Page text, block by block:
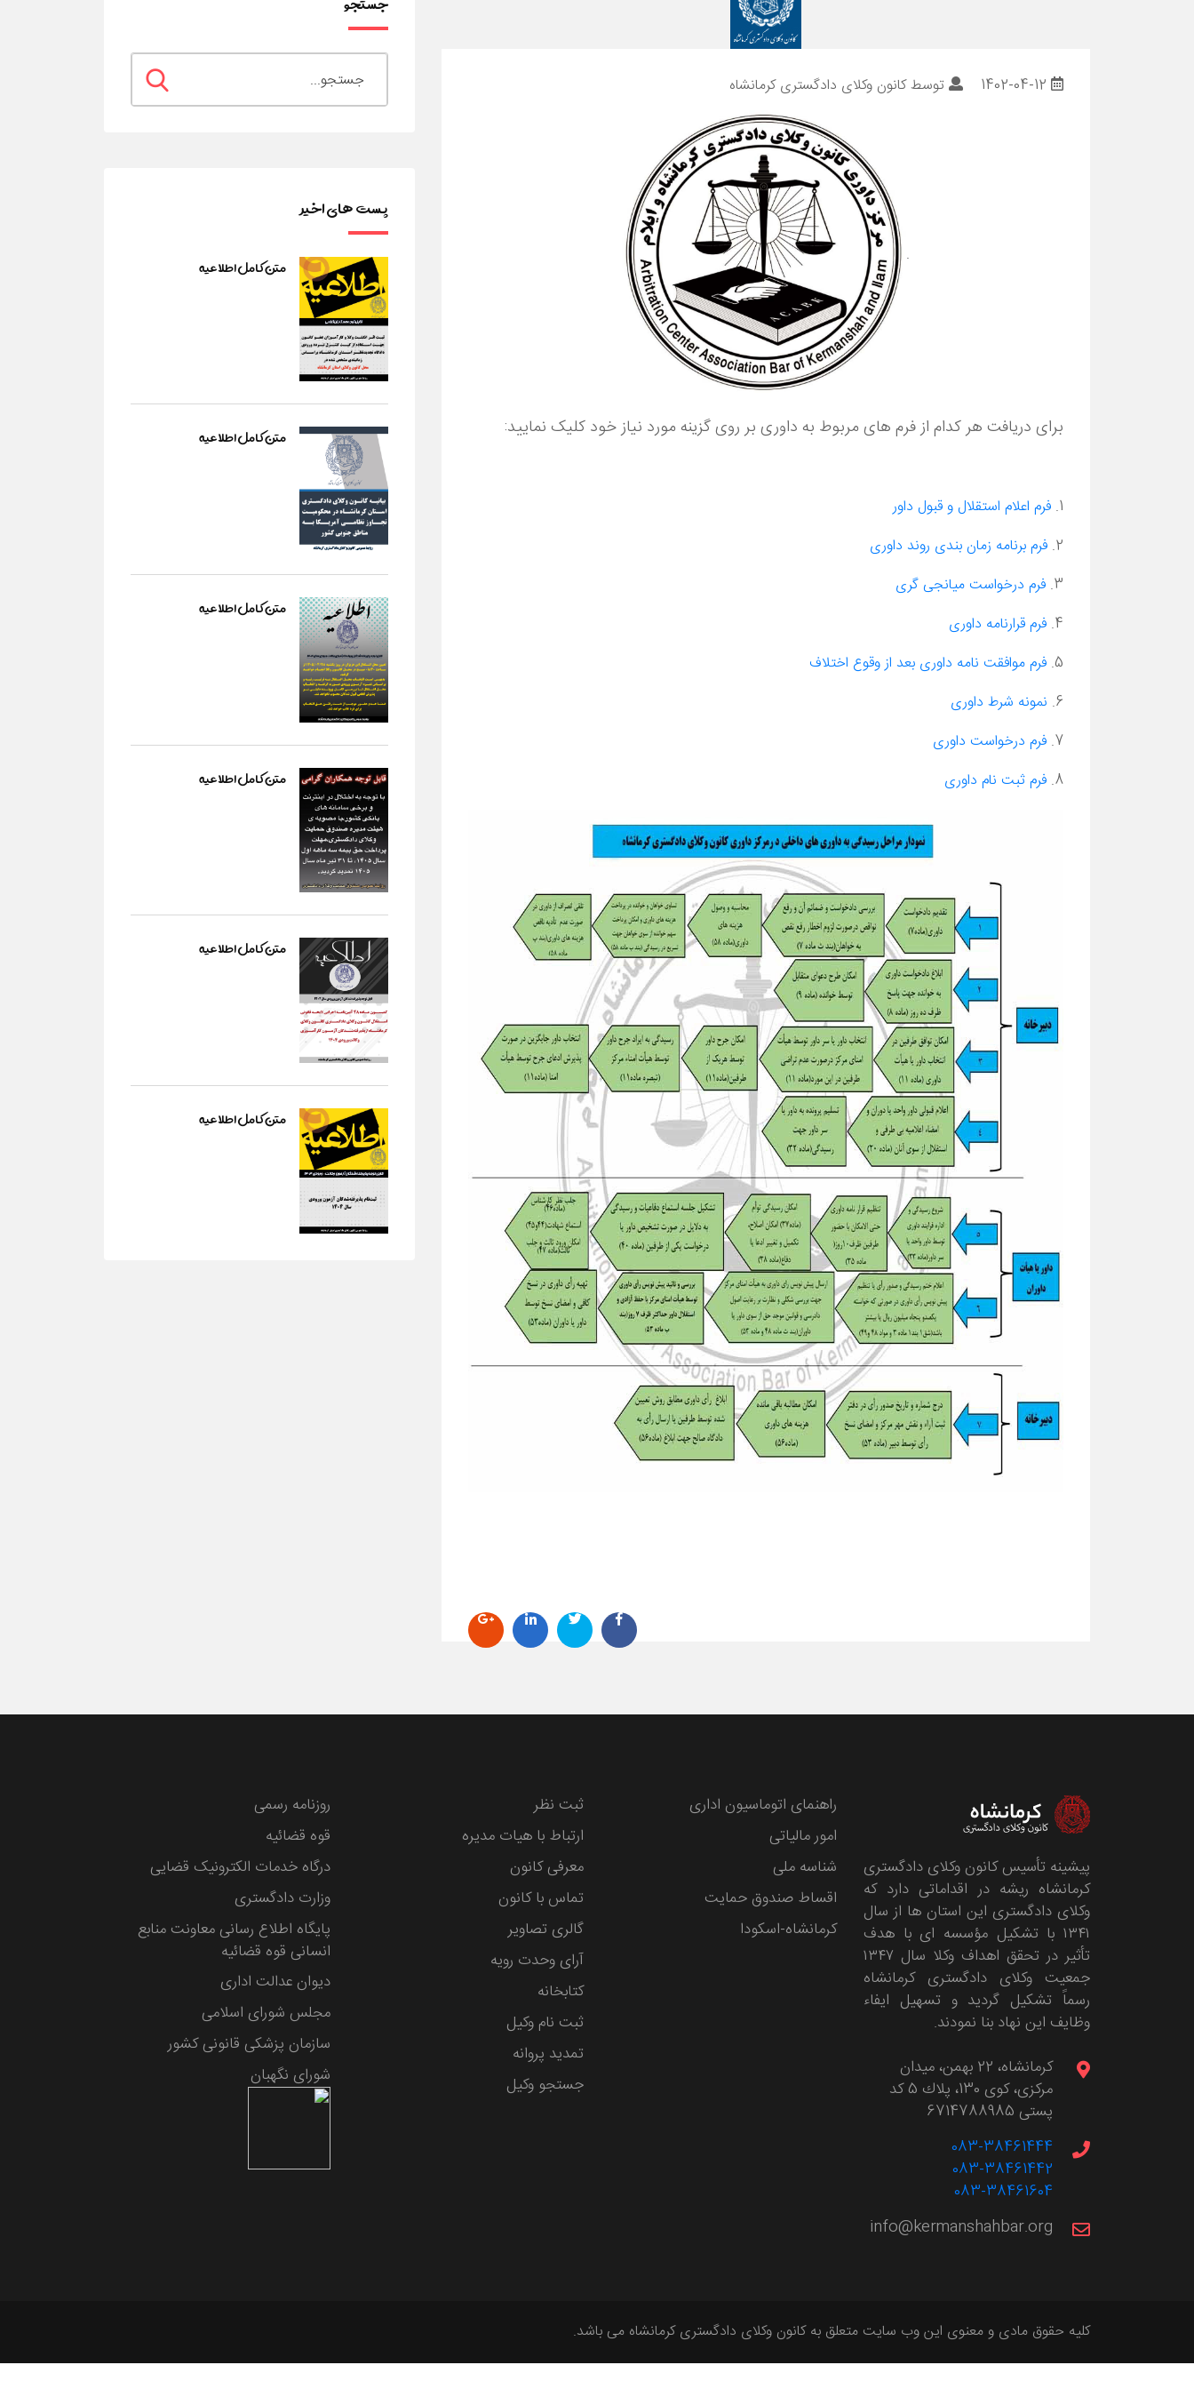
توسطکانون وکلای دادگستری کرمانشاه
.
برای دریافت هر کدام از فرم های مربوط به داوری بر روی گزینه مورد نیاز خود کلیک نمایید:
1
. فرم اعلام استقلال و قبول داور
2. فرم برنامه زمان بندی روند داوری
3. فرم درخواست میانجی گری
4. فرم قرارنامه داوری
5. فرم موافقت نامه داوری بعد از وقوع اختلاف
6. نمونه شرط داوری
7. فرم درخواست داوری
8. فرم ثبت نام داوری
پست های اخیر
متن کامل اطلاعیه
متن کامل اطلاعیه
متن کامل اطلاعیه
متن کامل اطلاعیه
متن کامل اطلاعیه
متن کامل اطلاعیه
پیشینه تأسیس کانون وکلای دادگستری
کرمانشاه ریشه در اقداماتی دارد که
وکلای دادگستری این استان ها از سال
۱۳۴۱ با تشکیل مؤسسه ای با هدف
تأثیر در تحقق اهداف وکلا سال ۱۳۴۷
جمعیت وکلای دادگستری کرمانشاه
رسماً تشکیل گردید و تسهیل ایفاء
وظایف این نهاد بنا نمودند.
كرمانشاه، 22 بهمن، ميدان
مركزی، كوی 130، پلاك 5 کد
پستی 6714788985
083-38461444
083-38461442
083-38461604
info@kermanshahbar.org
راهنمای اتوماسیون اداری
امور مالیاتی
شناسه ملی
اقساط صندوق حمایت
کرمانشاه-اسکودا
ثبت نظر
ارتباط با هیات مدیره
معرفی کانون
تماس با کانون
گالری تصاویر
آرای وحدت رویه
کتابخانه
ثبت نام وکیل
تمدید پروانه
جستجو وکیل
روزنامه رسمی
قوه قضائیه
درگاه خدمات الکترونیک قضایی
وزارت دادگستری
پایگاه اطلاع رسانی معاونت منابع
انسانی قوه قضائیه
دیوان عدالت اداری
مجلس شورای اسلامی
سازمان پزشکی قانونی کشور
شورای نگهبان
کلیه حقوق مادی و معنوی این وب سایت متعلق به کانون وکلای دادگستری کرمانشاه می باشد.